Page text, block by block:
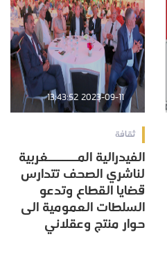
2023-09-11 13:43:52
ثقافة
الفيدرالية المــــــغربية
لناشري الصحف تتدارس
قضايا القطاع وتدعو
السلطات العمومية الى
حوار منتج وعقلاني